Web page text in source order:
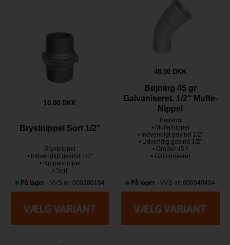
10,00 DKK
Brystnippel Sort 1/2"
Brystnippel
• Indvendigt gevind 1/2"
• Nippel/nippel
• Sort
På lager - VVS nr: 000280104
48,00 DKK
Bøjning 45 gr
Galvaniseret. 1/2" Muffe-
Nippel
Bøjning
• Muffe/nippel
• Indvendigt gevind 1/2"
• Udvendig gevind 1/2"
• Grader 45 º
• Galvaniseret
På lager - VVS nr: 000040404